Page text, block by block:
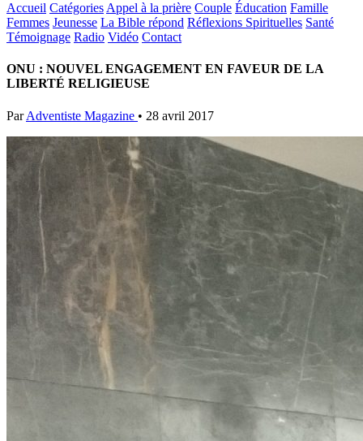
Accueil Catégories Appel à la prière Couple Éducation Famille
Femmes Jeunesse La Bible répond Réflexions Spirituelles Santé
Témoignage Radio Vidéo Contact
ONU : NOUVEL ENGAGEMENT EN FAVEUR DE LA
LIBERTÉ RELIGIEUSE
Par Adventiste Magazine • 28 avril 2017